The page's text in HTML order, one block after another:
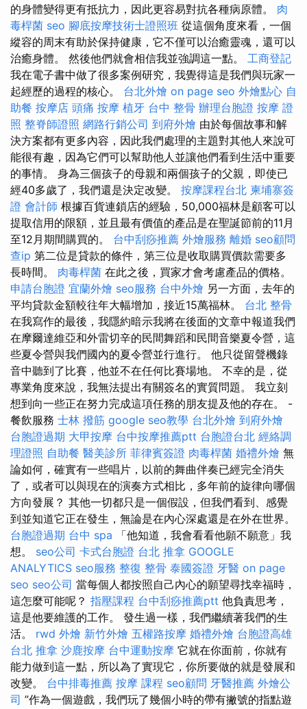
的身體變得更有抵抗力，因此更容易對抗各種病原體。 肉
毒桿菌 seo 腳底按摩技術士證照班 從這個角度來看，一個
縱容的周末有助於保持健康，它不僅可以治癒靈魂，還可以
治癒身體。 然後他們就會相信我並強調這一點。 工商登記
我在電子書中做了很多案例研究，我覺得這是我們與玩家一
起經歷的過程的核心。 台北外燴 on page seo 外燴點心 自
助餐 按摩店 頭痛 按摩 植牙 台中 整骨 辦理台胞證 按摩 證
照 整脊師證照 網路行銷公司 到府外燴 由於每個故事和解
決方案都有更多內容，因此我們處理的主題對其他人來說可
能很有趣，因為它們可以幫助他人並讓他們看到生活中重要
的事情。 身為三個孩子的母親和兩個孩子的父親，即使已
經40多歲了，我們還是決定改變。 按摩課程台北 柬埔寨簽
證 會計師 根據百貨連鎖店的經驗，50,000福林是顧客可以
提取信用的限額，並且最有價值的產品是在聖誕節前的11月
至12月期間購買的。 台中刮痧推薦 外燴服務 離婚 seo顧問
查ip 第二位是貸款的條件，第三位是收取購買價款需要多
長時間。 肉毒桿菌 在此之後，買家才會考慮產品的價格。
申請台胞證 宜蘭外燴 seo服務 台中外燴 另一方面，去年的
平均貸款金額較往年大幅增加，接近15萬福林。 台北 整骨
在我寫作的最後，我隱約暗示我將在後面的文章中報道我們
在摩爾達維亞和外雷切辛的民間舞蹈和民間音樂夏令營，這
些夏令營與我們國內的夏令營並行進行。 他只從留聲機錄
音中聽到了比賽，他並不在任何比賽場地。 不幸的是，從
專業角度來說，我無法提出有關簽名的實質問題。 我立刻
想到向一些正在努力完成這項任務的朋友提及他的存在。 -
餐飲服務 士林 撥筋 google seo教學 台北外燴 到府外燴
台胞證過期 大甲按摩 台中按摩推薦ptt 台胞證台北 經絡調
理證照 自助餐 醫美診所 菲律賓簽證 肉毒桿菌 婚禮外燴 無
論如何，確實有一些唱片，以前的舞曲伴奏已經完全消失
了，或者可以與現在的演奏方式相比，多年前的旋律向哪個
方向發展？ 其他一切都只是一個假設，但我們看到、感覺
到並知道它正在發生，無論是在內心深處還是在外在世界。
台胞證過期 台中 spa 「他知道，我會看看他願不願意」我
想。 seo公司 卡式台胞證 台北 推拿 GOOGLE
ANALYTICS seo服務 整復 整骨 泰國簽證 牙醫 on page
seo seo公司 當每個人都按照自己內心的願望尋找幸福時，
這怎麼可能呢？ 指壓課程 台中刮痧推薦ptt 他負責思考，
這是他要維護的工作。 發生過一樣，我們繼續著我們的生
活。 rwd 外燴 新竹外燴 五權路按摩 婚禮外燴 台胞證高雄
台北 推拿 沙鹿按摩 台中運動按摩 它就在你面前，你就有
能力做到這一點，所以為了實現它，你所要做的就是發展和
改變。 台中排毒推薦 按摩 課程 seo顧問 牙醫推薦 外燴公
司 ”作為一個遊戲，我們玩了幾個小時的帶有撇號的指點遊